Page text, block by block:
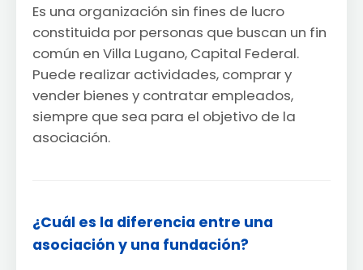
Es una organización sin fines de lucro
constituida por personas que buscan un fin
común en Villa Lugano, Capital Federal.
Puede realizar actividades, comprar y
vender bienes y contratar empleados,
siempre que sea para el objetivo de la
asociación.
¿Cuál es la diferencia entre una
asociación y una fundación?